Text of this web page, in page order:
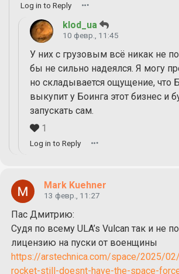
Log in to Reply
klod_ua
10 февр., 11:45
У них с грузовым всё никак не
бы не сильно надеялся. Я могу
но складывается ощущение, что
выкупит у Боинга этот бизнес и
запускать сам.
1
Log in to Reply
Mark Kuehner
13 февр., 11:27
Пас Дмитрию:
Судя по всему ULA’s Vulcan так и не
лицензию на пуски от военщины
https://arstechnica.com/space/2025/
rocket-still-doesnt-have-the-space-